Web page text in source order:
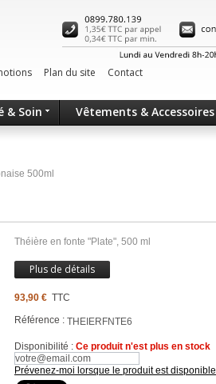
Plan du site Contact
& Soin Vêtements & Accessoires
500ml
Théière en fonte "Plate", 500 ml
Plus de détails
93,90 € TTC
Référence : THEIERFNTE6
Disponibilité : Ce produit n'est plus en stock
Prévenez-moi lorsque le produit est disponible